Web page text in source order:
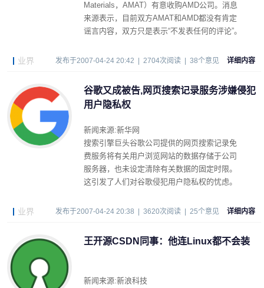
Materials，AMAT）有意收购AMD公司。消息
来源表示，目前双方AMAT和AMD都没有肯定
谣言内容，双方只是表示“不发表任何的评论”。
业界 发布于2007-04-24 20:42 | 2704次阅读 | 38个意见 详细内容
谷歌又成被告,网页搜索记录服务涉嫌侵犯
用户隐私权
新闻来源:新华网
搜索引擎巨头谷歌公司提供的网页搜索记录免
费服务将有关用户浏览网站的数据存储于公司
服务器，也未设定清除有关数据的固定时限。
这引发了人们对谷歌侵犯用户隐私权的忧虑。
业界 发布于2007-04-24 20:38 | 3620次阅读 | 25个意见 详细内容
王开源CSDN同事：他连Linux都不会装
新闻来源:新浪科技